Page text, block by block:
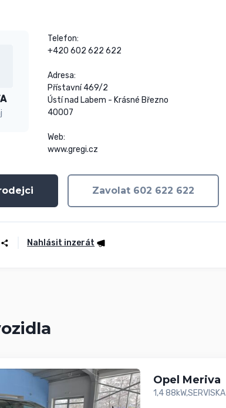
Telefon:
+420 602 622 622
Adresa:
Přístavní 469/2
Ústí nad Labem - Krásné Březno
40007
Web:
www.gregi.cz
Zavolat 602 622 622
Nahlásit inzerát
Opel Meriva
1,4 88kW,SERVISKA